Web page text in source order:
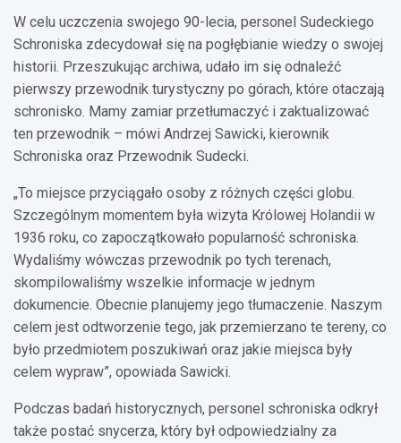
W celu uczczenia swojego 90-lecia, personel Sudeckiego
Schroniska zdecydował się na pogłębianie wiedzy o swojej
historii. Przeszukując archiwa, udało im się odnaleźć
pierwszy przewodnik turystyczny po górach, które otaczają
schronisko. Mamy zamiar przetłumaczyć i zaktualizować
ten przewodnik – mówi Andrzej Sawicki, kierownik
Schroniska oraz Przewodnik Sudecki.
„To miejsce przyciągało osoby z różnych części globu.
Szczególnym momentem była wizyta Królowej Holandii w
1936 roku, co zapoczątkowało popularność schroniska.
Wydaliśmy wówczas przewodnik po tych terenach,
skompilowaliśmy wszelkie informacje w jednym
dokumencie. Obecnie planujemy jego tłumaczenie. Naszym
celem jest odtworzenie tego, jak przemierzano te tereny, co
było przedmiotem poszukiwań oraz jakie miejsca były
celem wypraw”, opowiada Sawicki.
Podczas badań historycznych, personel schroniska odkrył
także postać snycerza, który był odpowiedzialny za